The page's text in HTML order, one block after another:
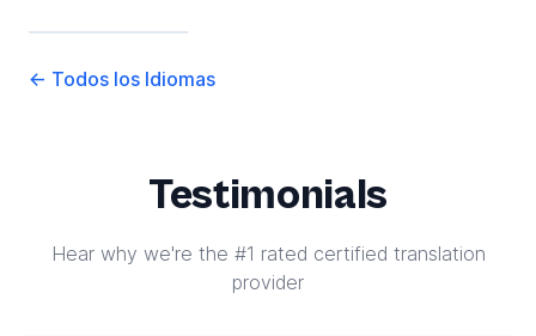
← Todos los Idiomas
Testimonials
Hear why we're the #1 rated certified translation
provider